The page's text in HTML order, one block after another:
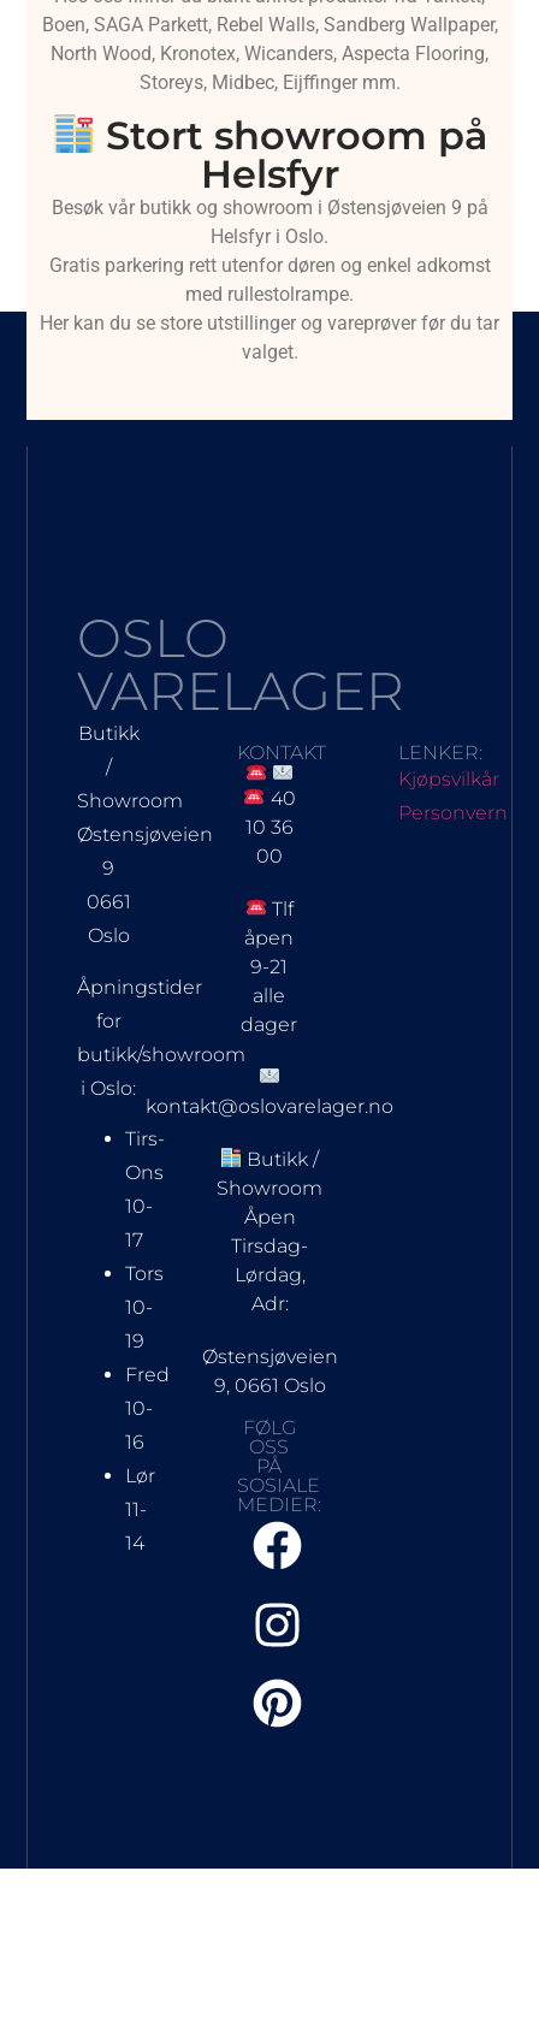
Boen, SAGA Parkett, Rebel Walls, Sandberg Wallpaper,
North Wood, Kronotex, Wicanders, Aspecta Flooring,
Storeys, Midbec, Eijffinger mm.
Stort showroom på
Helsfyr
Besøk vår butikk og showroom i Østensjøveien 9 på
Helsfyr i Oslo.
Gratis parkering rett utenfor døren og enkel adkomst
med rullestolrampe.
Her kan du se store utstillinger og vareprøver før du tar
valget.
OSLO
VARELAGER
Butikk
/
Showroom
Østensjøveien
9
0661
Oslo
Åpningstider
for
butikk/showroom
i Oslo:
Tirs-
Ons
10-
17
Tors
10-
19
Fred
10-
16
Lør
11-
14
KONTAKT
40
10 36
00
Tlf
åpen
9-21
alle
dager
kontakt@oslovarelager.no
Butikk /
Showroom
Åpen
Tirsdag-
Lørdag,
Adr:
Østensjøveien
9, 0661 Oslo
FØLG
OSS
PÅ
SOSIALE
MEDIER:
LENKER:
Kjøpsvilkår
Personvern